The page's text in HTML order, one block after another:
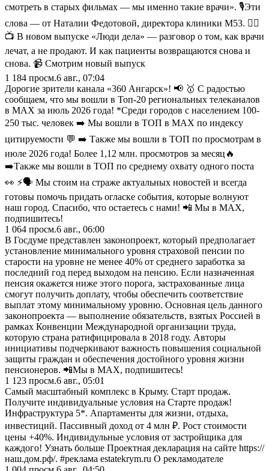
смотреть в старых фильмах — мы именно такие врачи». 🎙Эти
слова — от Наталии Федотовой, директора клиники М53. 👩‍⚕️
📺 В новом выпуске «Люди дела» — разговор о том, как врачи
лечат, а не продают. И как пациенты возвращаются снова и
снова. 📹 Смотрим новый выпуск
1 184 просм.6 авг., 07:04
Дорогие зрители канала «360 Ангарск»! 📢 🥇 С радостью
сообщаем, что мы вошли в Топ-20 региональных телеканалов
в MAX за июль 2026 года! *Среди городов с населением 100-
250 тыс. человек ➡️ Мы вошли в ТОП в MAX по индексу
цитируемости 💬 ➡️ Также мы вошли в ТОП по просмотрам в
июле 2026 года! Более 1,12 млн. просмотров за месяц🔥
➡️Также мы вошли в ТОП по среднему охвату одного поста
👀 ⚡️🗣 Мы стоим на страже актуальных новостей и всегда
готовы помочь придать огласке события, которые волнуют
наш город. Спасибо, что остаетесь с нами! 📲 Мы в MAX,
подпишитесь!
1 064 просм.6 авг., 06:00
В Госдуме представлен законопроект, который предполагает
установление минимального уровня страховой пенсии по
старости на уровне не менее 40% от среднего заработка за
последний год перед выходом на пенсию. Если назначенная
пенсия окажется ниже этого порога, застрахованные лица
смогут получить доплату, чтобы обеспечить соответствие
выплат этому минимальному уровню. Основная цель данного
законопроекта — выполнение обязательств, взятых Россией в
рамках Конвенции Международной организации труда,
которую страна ратифицировала в 2018 году. Авторы
инициативы подчеркивают важность повышения социальной
защиты граждан и обеспечения достойного уровня жизни
пенсионеров. 📲Мы в MAX, подпишитесь!
1 123 просм.6 авг., 05:01
Самый масштабный комплекс в Крыму. Старт продаж.
Получите индивидуальные условия на Старте продаж!
Инфраструктура 5*. Апартаменты для жизни, отдыха,
инвестиций. Пассивный доход от 4 млн ₽. Рост стоимости
цены +40%. Индивидульные условия от застройщика для
каждого! Узнать больше Проектная декларация на сайте https://
наш.дом.рф/. #реклама estatekrym.ru О рекламодателе